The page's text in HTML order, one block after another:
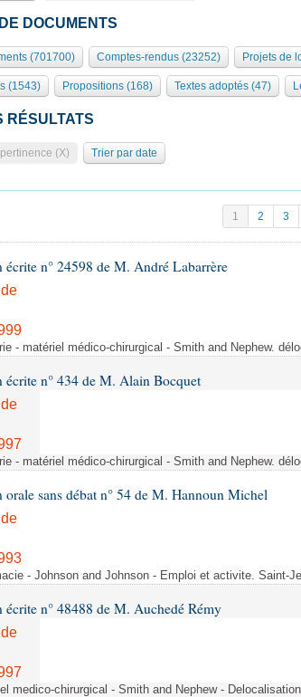
DOCUMENTS
(701700) Comptes-rendus (23252) Projets de
(1543) Propositions (168) Textes adoptés (47)
RÉSULTATS
(X) Trier par date
1 2 3
écrite n° 24598 de M. André Labarrère
- matériel médico-chirurgical - Smith and Nephew.
écrite n° 434 de M. Alain Bocquet
- matériel médico-chirurgical - Smith and Nephew.
orale sans débat n° 54 de M. Hannoun Michel
- Johnson and Johnson - Emploi et activite. Saint-
écrite n° 48488 de M. Auchedé Rémy
medico-chirurgical - Smith and Nephew -